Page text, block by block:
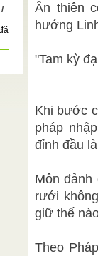
/
Ân thiên
hướng
"Tam kỳ
Khi bước
pháp
đỉnh đầu
Môn
rưới
giữ thế
Theo